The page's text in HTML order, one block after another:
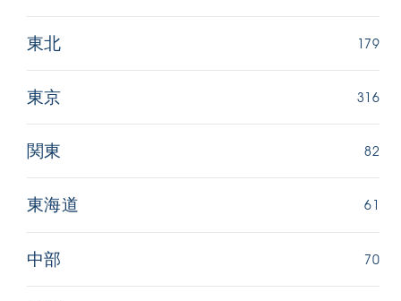
東北 179
東京 316
関東 82
東海道 61
中部 70